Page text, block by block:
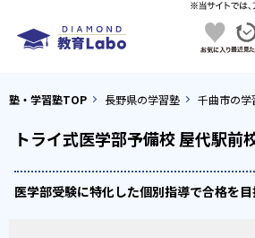
塾・学習塾TOP 長野県の学習塾 千曲市の学
トライ式医学部予備校 屋代駅前
医学部受験に特化した個別指導で合格を目